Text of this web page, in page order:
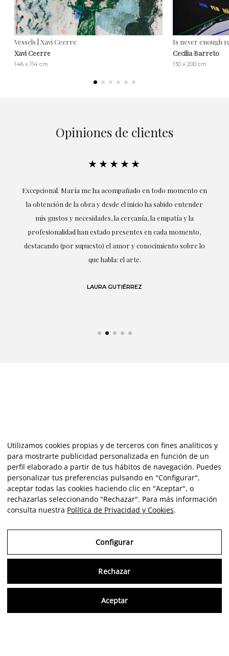
Vessels | Xavi Ceerre
Xavi Ceerre
146 x 114 cm
Is never enough
Cecilia Barreto
130 x 200 cm
Opiniones de clientes
★★★★★
Excepcional. María me ha acompañado en todo momento en
la obtención de la obra y desde el inicio ha sabido entender
mis gustos y necesidades, la cercanía, la empatía y la
profesionalidad han estado presentes en cada momento,
destacando (por supuesto) el amor y conocimiento sobre lo
que habla: el arte.
LAURA GUTIÉRREZ
Utilizamos cookies propias y de terceros con fines analíticos y
para mostrarte publicidad personalizada en función de un
perfil elaborado a partir de tus hábitos de navegación. Puedes
personalizar tus preferencias pulsando en "Configurar",
aceptar todas las cookies haciendo clic en "Aceptar", o
rechazarlas seleccionando "Rechazar". Para más información
consulta nuestra Política de Privacidad y Cookies.
Configurar
Rechazar
Aceptar